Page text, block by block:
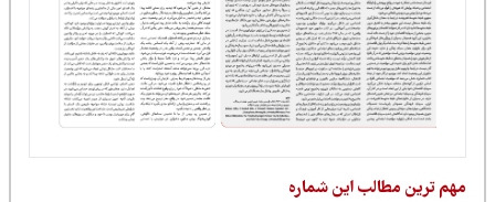
مهم ترین مطالب این شماره